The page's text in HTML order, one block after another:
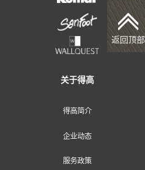
墙面装饰材料
返回顶部